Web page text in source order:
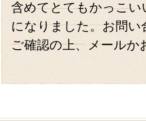
含めてとてもかっこ
になりました。お問
ご確認の上、メールか